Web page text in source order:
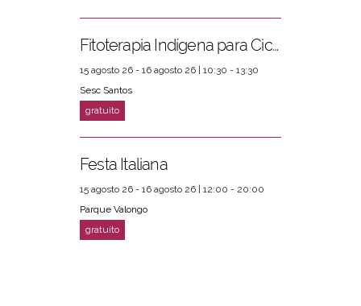
Fitoterapia Indígena para Ciclos Femininos
15 agosto 26 - 16 agosto 26 | 10:30 - 13:30
Sesc Santos
Festa Italiana
15 agosto 26 - 16 agosto 26 | 12:00 - 20:00
Parque Valongo